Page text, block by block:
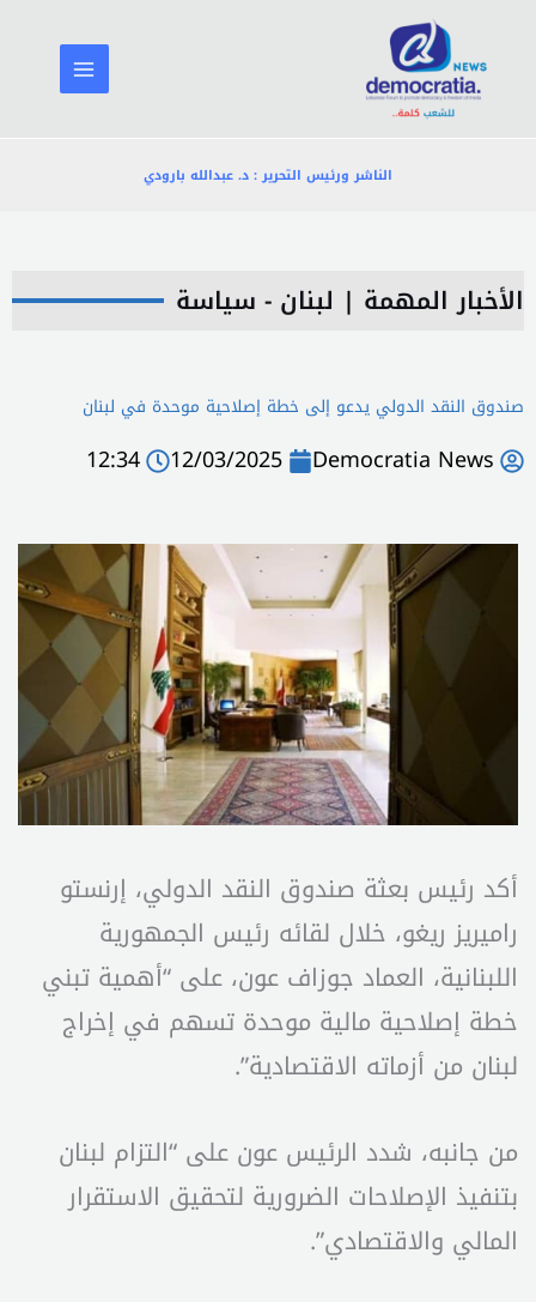
المحتوى
الناشر ورئيس التحرير : د. عبدالله بارودي
الأخبار المهمة | لبنان - سياسة
صندوق النقد الدولي يدعو إلى خطة إصلاحية موحدة في لبنان
Democratia News
12/03/2025
12:34
أكد رئيس بعثة صندوق النقد الدولي، إرنستو
راميريز ريغو، خلال لقائه رئيس الجمهورية
اللبنانية، العماد جوزاف عون، على “أهمية تبني
خطة إصلاحية مالية موحدة تسهم في إخراج
لبنان من أزماته الاقتصادية”.
من جانبه، شدد الرئيس عون على “التزام لبنان
بتنفيذ الإصلاحات الضرورية لتحقيق الاستقرار
المالي والاقتصادي”.